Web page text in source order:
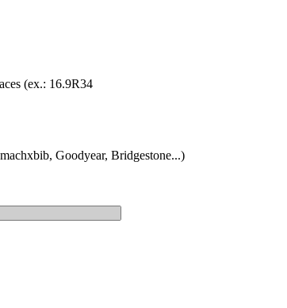
(ex.: 16.9R34
Goodyear, Bridgestone...)